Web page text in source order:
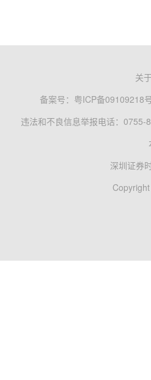
关
备案号： 粤ICP备09109218
违法和不良信息举报电话：0755-
深圳证券